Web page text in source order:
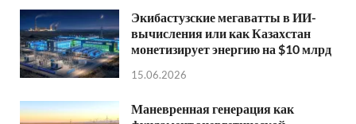
Экибастузские мегаватты в ИИ-
вычисления или как Казахстан
монетизирует энергию на $10 млрд
15.06.2026
Маневренная генерация как